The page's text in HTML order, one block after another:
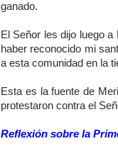
ganado.
El Señor les dijo luego
haber reconocido mi
a esta comunidad en la
Esta es la fuente de
protestaron contra el
Reflexión sobre la